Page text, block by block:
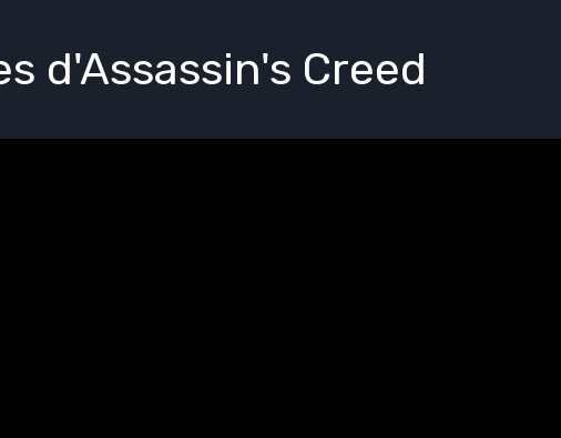
d'Assassin's Creed